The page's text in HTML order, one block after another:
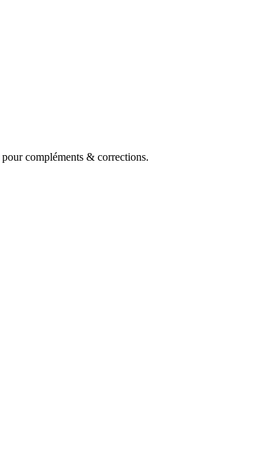
pour compléments & corrections.